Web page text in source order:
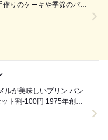
りのケーキや季節のパフ
の店を訪れたらぜひ味わ